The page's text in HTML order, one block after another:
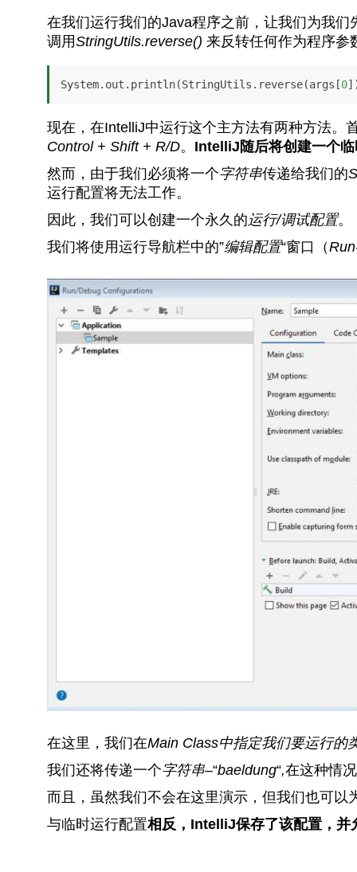
在我们运行我们的Java程序之前，让我们为我
调用StringUtils.reverse() 来反转任何作为程序参
System.out.println(StringUtils.reverse(args[0
现在，在IntelliJ中运行这个主方法有两种方法。
Control + Shift + R/D。 IntelliJ随后将创建一个
然而，由于我们必须将一个字符串传递给我们的
运行配置将无法工作。
因此，我们可以创建一个永久的运行/调试配置。
我们将使用运行导航栏中的”编辑配置“窗口（
在这里，我们在Main Class中指定我们要运行的
我们还将传递一个字符串–“baeldung“,在这种情
而且，虽然我们不会在这里演示，但我们也可
与临时运行配置相反，IntelliJ保存了该配置，并